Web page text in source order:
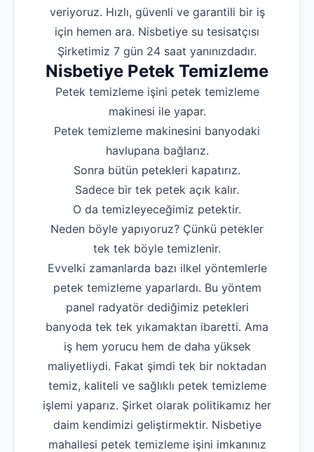
Robotla
Su Kaçağı
Profesyonel Petek
Uzmana Sor
Hakkımızda
İletişim
veriyoruz. Hızlı, güvenli ve garantili bir iş
için hemen ara. Nisbetiye su tesisatçısı
Şirketimiz 7 gün 24 saat yanınızdadır.
Nisbetiye Petek Temizleme
Petek temizleme işini petek temizleme
makinesi ile yapar.
Petek temizleme makinesini banyodaki
havlupana bağlarız.
Sonra bütün petekleri kapatırız.
Sadece bir tek petek açık kalır.
O da temizleyeceğimiz petektir.
Neden böyle yapıyoruz? Çünkü petekler
tek tek böyle temizlenir.
Evvelki zamanlarda bazı ilkel yöntemlerle
petek temizleme yaparlardı. Bu yöntem
panel radyatör dediğimiz petekleri
banyoda tek tek yıkamaktan ibaretti. Ama
iş hem yorucu hem de daha yüksek
maliyetliydi. Fakat şimdi tek bir noktadan
temiz, kaliteli ve sağlıklı petek temizleme
işlemi yaparız. Şirket olarak politikamız her
daim kendimizi geliştirmektir. Nisbetiye
mahallesi petek temizleme işini imkanınız